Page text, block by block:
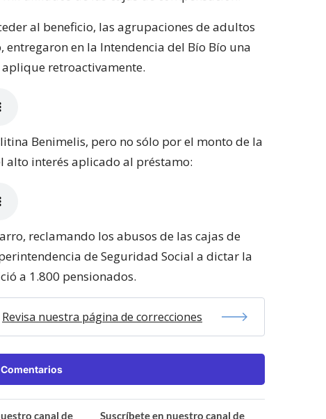
al beneficio, las agrupaciones de adultos
en la Intendencia del Bío Bío una
retroactivamente.
Benimelis, pero no sólo por el monto de la
alto interés aplicado al préstamo:
reclamando los abusos de las cajas de
de Seguridad Social a dictar la
a 1.800 pensionados.
Revisa nuestra página de correcciones
canal de
Suscríbete en nuestro canal de